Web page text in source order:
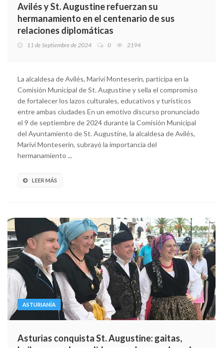
Avilés y St. Augustine refuerzan su
hermanamiento en el centenario de sus
relaciones diplomáticas
11 de Septiembre de 2024 0 2194
La alcaldesa de Avilés, Mariví Monteserín, participa en la
Comisión Municipal de St. Augustine y sella el compromiso
de fortalecer los lazos culturales, educativos y turísticos
entre ambas ciudades En un emotivo discurso pronunciado
el 9 de septiembre de 2024 durante la Comisión Municipal
del Ayuntamiento de St. Augustine, la alcaldesa de Avilés,
Mariví Monteserín, subrayó la importancia del
hermanamiento ...
LEER MÁS
ASTURIANÍA
Asturias conquista St. Augustine: gaitas,